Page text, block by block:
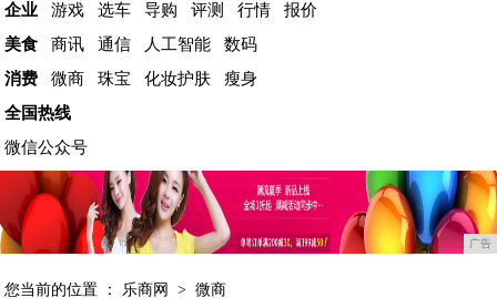
企业
游戏 选车 导购 评测 行情
报价
美食
商讯 通信 人工智能
数码
消费
微商 珠宝 化妆护肤
瘦身
全国热线
微信公众号
广告
您当前的位置 ： 乐商网 >微商